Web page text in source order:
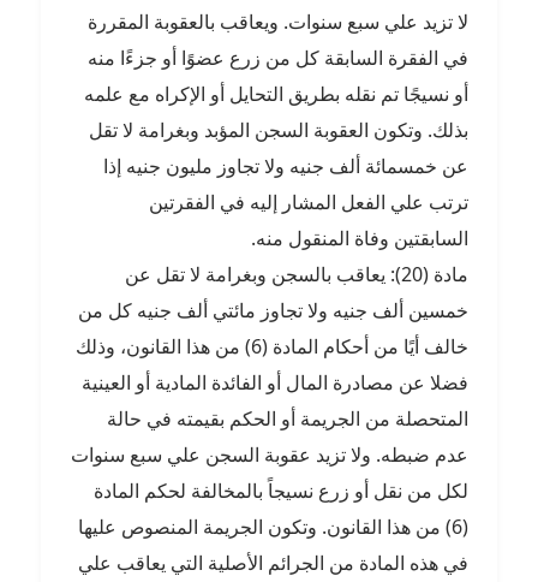
لا تزيد علي سبع سنوات. ويعاقب بالعقوبة المقررة
في الفقرة السابقة كل من زرع عضوًا أو جزءًا منه
أو نسيجًا تم نقله بطريق التحايل أو الإكراه مع علمه
بذلك. وتكون العقوبة السجن المؤبد وبغرامة لا تقل
عن خمسمائة ألف جنيه ولا تجاوز مليون جنيه إذا
ترتب علي الفعل المشار إليه في الفقرتين
السابقتين وفاة المنقول منه.
مادة (20): يعاقب بالسجن وبغرامة لا تقل عن
خمسين ألف جنيه ولا تجاوز مائتي ألف جنيه كل من
خالف أيًا من أحكام المادة (6) من هذا القانون، وذلك
فضلا عن مصادرة المال أو الفائدة المادية أو العينية
المتحصلة من الجريمة أو الحكم بقيمته في حالة
عدم ضبطه. ولا تزيد عقوبة السجن علي سبع سنوات
لكل من نقل أو زرع نسيجاً بالمخالفة لحكم المادة
(6) من هذا القانون. وتكون الجريمة المنصوص عليها
في هذه المادة من الجرائم الأصلية التي يعاقب علي